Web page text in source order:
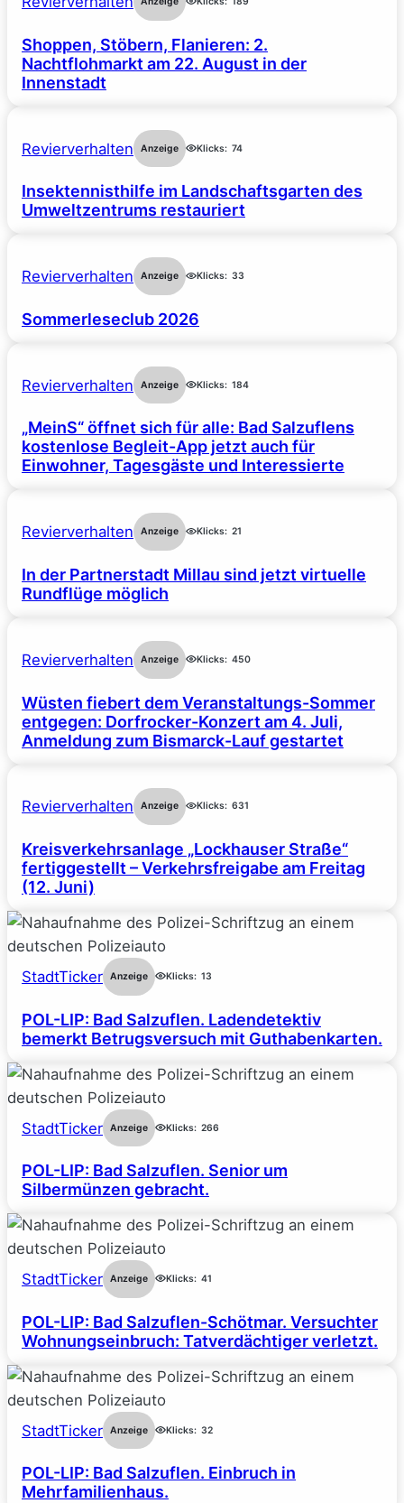
Shoppen, Stöbern, Flanieren: 2.
Nachtflohmarkt am 22. August in der
Innenstadt
Revierverhalten Anzeige Klicks: 74
Insektennisthilfe im Landschaftsgarten des
Umweltzentrums restauriert
Revierverhalten Anzeige Klicks: 33
Sommerleseclub 2026
Revierverhalten Anzeige Klicks: 184
„MeinS“ öffnet sich für alle: Bad Salzuflens
kostenlose Begleit-App jetzt auch für
Einwohner, Tagesgäste und Interessierte
Revierverhalten Anzeige Klicks: 21
In der Partnerstadt Millau sind jetzt virtuelle
Rundflüge möglich
Revierverhalten Anzeige Klicks: 450
Wüsten fiebert dem Veranstaltungs-Sommer
entgegen: Dorfrocker-Konzert am 4. Juli,
Anmeldung zum Bismarck-Lauf gestartet
Revierverhalten Anzeige Klicks: 631
Kreisverkehrsanlage „Lockhauser Straße“
fertiggestellt – Verkehrsfreigabe am Freitag
(12. Juni)
StadtTicker Anzeige Klicks: 13
POL-LIP: Bad Salzuflen. Ladendetektiv
bemerkt Betrugsversuch mit Guthabenkarten.
StadtTicker Anzeige Klicks: 266
POL-LIP: Bad Salzuflen. Senior um
Silbermünzen gebracht.
StadtTicker Anzeige Klicks: 41
POL-LIP: Bad Salzuflen-Schötmar. Versuchter
Wohnungseinbruch: Tatverdächtiger verletzt.
StadtTicker Anzeige Klicks: 32
POL-LIP: Bad Salzuflen. Einbruch in
Mehrfamilienhaus.